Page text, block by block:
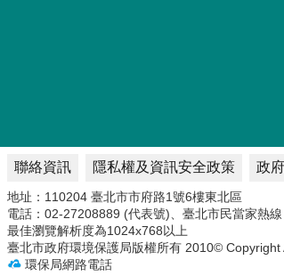
聯絡資訊 隱私權及資訊安全政策 政
地址：110204 臺北市市府路1號6樓東北區
電話：02-27208889 (代表號)、臺北市民當家熱線
最佳瀏覽解析度為1024x768以上
臺北市政府環境保護局版權所有 2010© Copyright
環保局網路電話